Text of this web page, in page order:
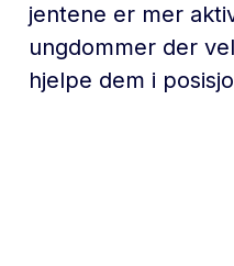
jentene er mer
ungdommer der
hjelpe dem i